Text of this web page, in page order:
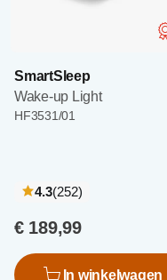
SmartSleep
Wake-up Light
HF3531/01
4.3(252recensies
)
€ 189,99
In winkelwagen